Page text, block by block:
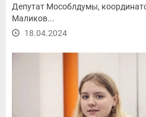
Депутат Мособлдумы,
Маликов...
18.04.2024